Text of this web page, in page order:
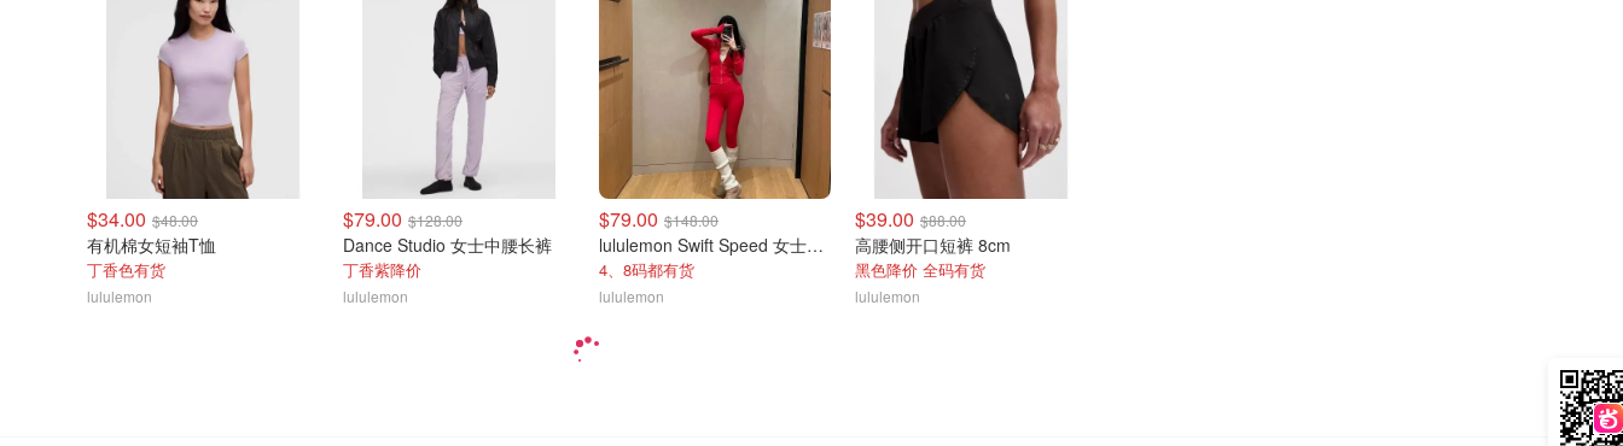
$34.00 $48.00
有机棉女短袖T恤
丁香色有货
lululemon
$79.00 $128.00
Dance Studio 女士中腰长裤
丁香紫降价
lululemon
$79.00 $148.00
lululemon Swift Speed 女士高腰紧身裤
4、8码都有货
lululemon
$39.00 $88.00
高腰侧开口短裤 8cm
黑色降价 全码有货
lululemon